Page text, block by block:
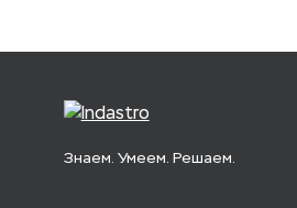
Знаем. Умеем. Решаем.